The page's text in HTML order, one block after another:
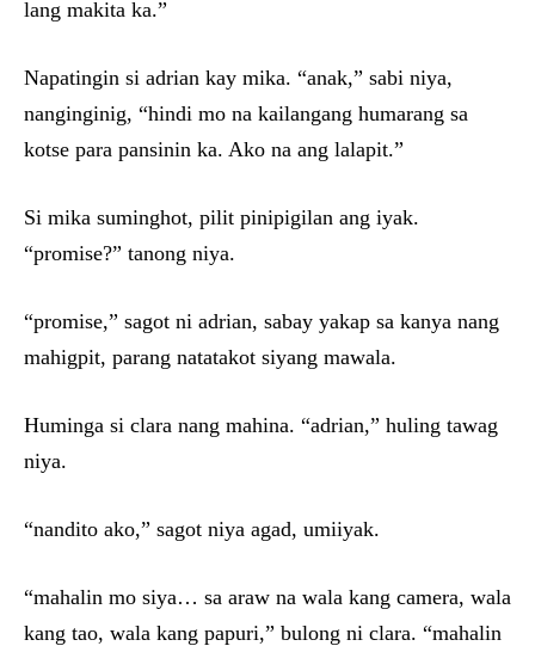
lang makita ka.”
Napatingin si adrian kay mika. “anak,” sabi niya,
nanginginig, “hindi mo na kailangang humarang sa
kotse para pansinin ka. Ako na ang lalapit.”
Si mika suminghot, pilit pinipigilan ang iyak.
“promise?” tanong niya.
“promise,” sagot ni adrian, sabay yakap sa kanya nang
mahigpit, parang natatakot siyang mawala.
Huminga si clara nang mahina. “adrian,” huling tawag
niya.
“nandito ako,” sagot niya agad, umiiyak.
“mahalin mo siya… sa araw na wala kang camera, wala
kang tao, wala kang papuri,” bulong ni clara. “mahalin